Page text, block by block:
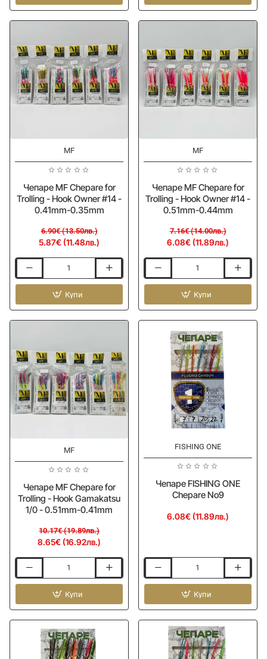
-
Hook
0.33mm-
0.28mm
-
Hook
0.30mm-
0.26mm
MF
Чепаре MF Chepare for
Trolling - Hook Owner #14 -
0.41mm-0.35mm
5.87€ (11.48лв.)
6.90€ (13.50лв.)
MF
for
Trolling
Owner
#14
-
0.41mm-
0.35mm
Купи
MF
Чепаре MF Chepare for
Trolling - Hook Owner #14 -
0.51mm-0.44mm
6.08€ (11.89лв.)
7.16€ (14.00лв.)
MF
for
Trolling
0.51mm-
0.44mm
Купи
MF
Чепаре MF Chepare for
Trolling - Hook Gamakatsu
1/0 - 0.51mm-0.41mm
8.65€ (16.92лв.)
10.17€ (19.89лв.)
MF
for
Trolling
Gamakatsu
Купи
FISHING ONE
Чепаре FISHING ONE
Chepare No9
6.08€ (11.89лв.)
FISHING
Chepare
No9
Купи